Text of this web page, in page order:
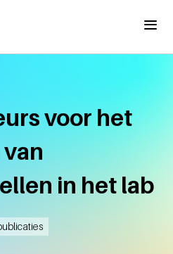
Menu
voor het
in het lab